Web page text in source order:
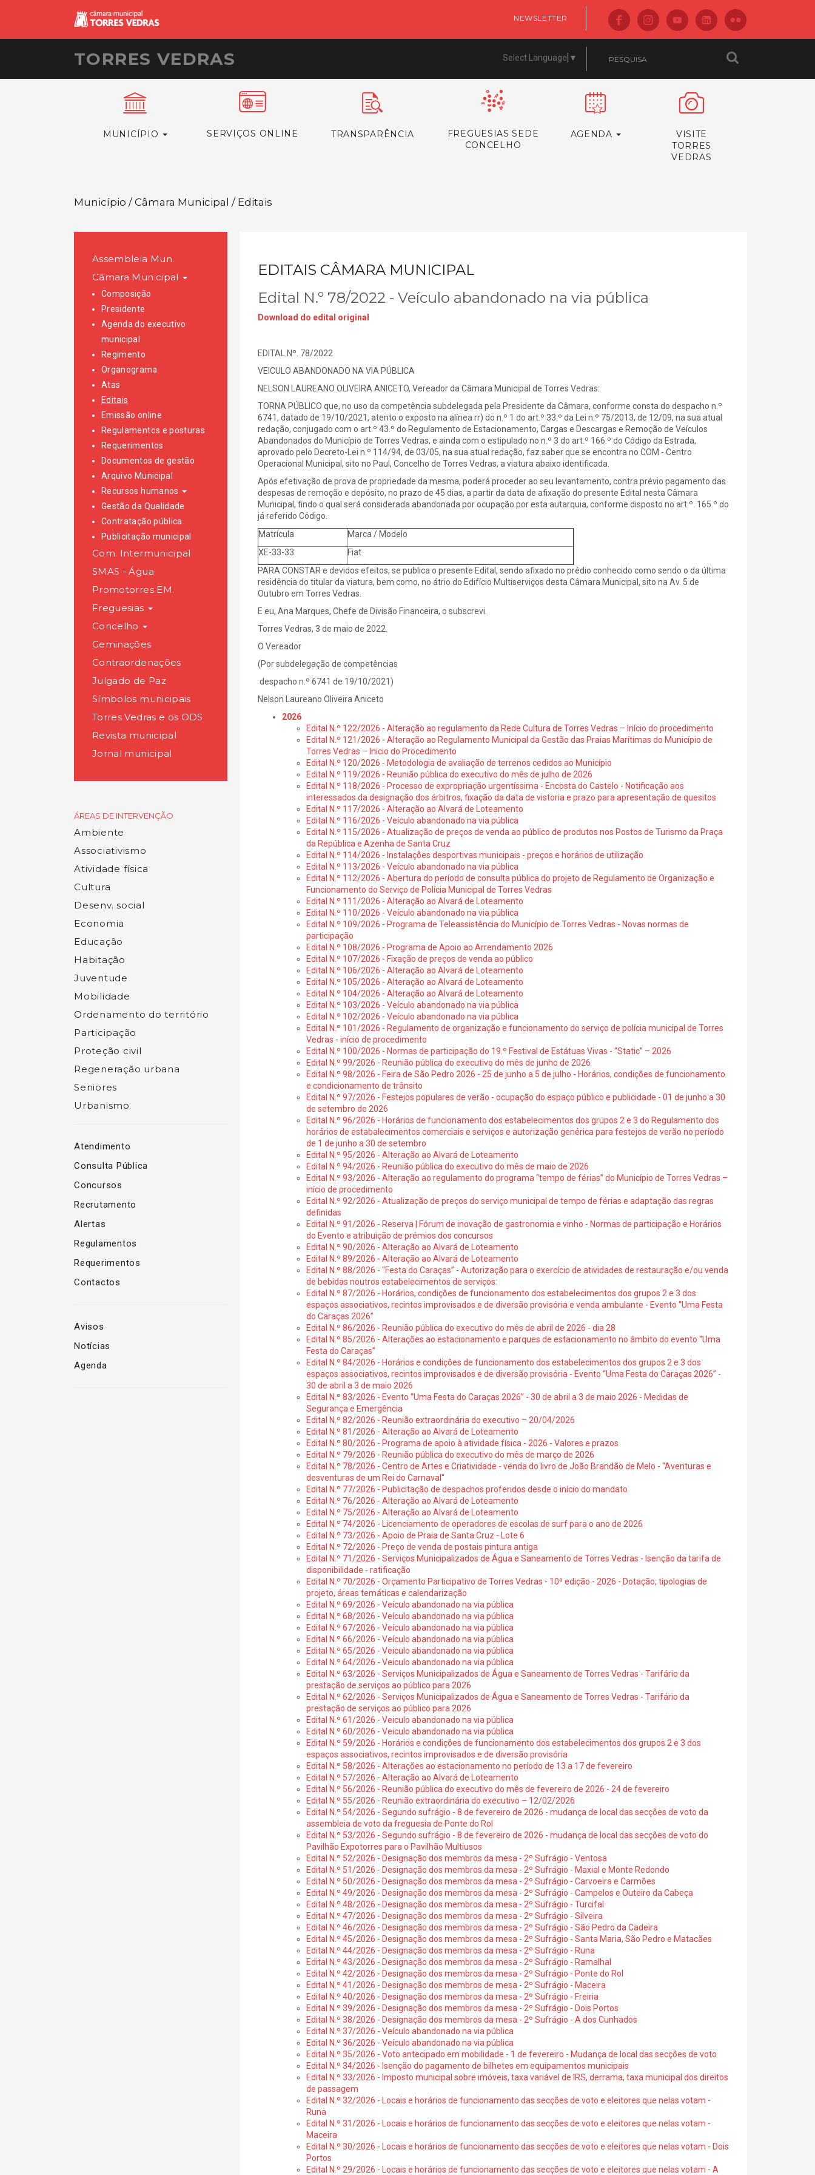
NEWSLETTER
TORRES VEDRAS Select Language ▼
MUNICÍPIO SERVIÇOS ONLINE TRANSPARÊNCIA
FREGUESIAS SEDE
CONCELHO
AGENDA
VISITE
TORRES
VEDRAS
Município / Câmara Municipal / Editais
Assembleia Mun.
Câmara Municipal
Composição
Presidente
Agenda do executivo
municipal
Regimento
Organograma
Atas
Editais
Emissão online
Regulamentos e posturas
Requerimentos
Documentos de gestão
Arquivo Municipal
Recursos humanos
Gestão da Qualidade
Contratação pública
Publicitação municipal
Com. Intermunicipal
SMAS - Água
Promotorres EM.
Freguesias
Concelho
Geminações
Contraordenações
Julgado de Paz
Símbolos municipais
Torres Vedras e os ODS
Revista municipal
Jornal municipal
ÁREAS DE INTERVENÇÃO
Ambiente
Associativismo
Atividade física
Cultura
Desenv. social
Economia
Educação
Habitação
Juventude
Mobilidade
Ordenamento do território
Participação
Proteção civil
Regeneração urbana
Seniores
Urbanismo
Atendimento
Consulta Pública
Concursos
Recrutamento
Alertas
Regulamentos
Requerimentos
Contactos
Avisos
Notícias
Agenda
EDITAIS CÂMARA MUNICIPAL
Edital N.º 78/2022 - Veículo abandonado na via pública
Download do edital original
EDITAL Nº. 78/2022
VEICULO ABANDONADO NA VIA PÚBLICA
NELSON LAUREANO OLIVEIRA ANICETO, Vereador da Câmara Municipal de Torres Vedras:
TORNA PÚBLICO que, no uso da competência subdelegada pela Presidente da Câmara, conforme consta do despacho n.º
6741, datado de 19/10/2021, atento o exposto na alínea rr) do n.º 1 do art.º 33.º da Lei n.º 75/2013, de 12/09, na sua atual
redação, conjugado com o art.º 43.º do Regulamento de Estacionamento, Cargas e Descargas e Remoção de Veículos
Abandonados do Município de Torres Vedras, e ainda com o estipulado no n.º 3 do art.º 166.º do Código da Estrada,
aprovado pelo Decreto-Lei n.º 114/94, de 03/05, na sua atual redação, faz saber que se encontra no COM - Centro
Operacional Municipal, sito no Paul, Concelho de Torres Vedras, a viatura abaixo identificada.
Após efetivação de prova de propriedade da mesma, poderá proceder ao seu levantamento, contra prévio pagamento das
despesas de remoção e depósito, no prazo de 45 dias, a partir da data de afixação do presente Edital nesta Câmara
Municipal, findo o qual será considerada abandonada por ocupação por esta autarquia, conforme disposto no art.º. 165.º do
já referido Código.
Matrícula
Marca / Modelo
XE-33-33
Fiat
PARA CONSTAR e devidos efeitos, se publica o presente Edital, sendo afixado no prédio conhecido como sendo o da última
residência do titular da viatura, bem como, no átrio do Edifício Multiserviços desta Câmara Municipal, sito na Av. 5 de
Outubro em Torres Vedras.
E eu, Ana Marques, Chefe de Divisão Financeira, o subscrevi.
Torres Vedras, 3 de maio de 2022.
O Vereador
(Por subdelegação de competências
despacho n.º 6741 de 19/10/2021)
Nelson Laureano Oliveira Aniceto
2026
Edital N.º 122/2026 - Alteração ao regulamento da Rede Cultura de Torres Vedras – Início do procedimento
Edital N.º 121/2026 - Alteração ao Regulamento Municipal da Gestão das Praias Marítimas do Município de
Torres Vedras – Inicio do Procedimento
Edital N.º 120/2026 - Metodologia de avaliação de terrenos cedidos ao Município
Edital N.º 119/2026 - Reunião pública do executivo do mês de julho de 2026
Edital N.º 118/2026 - Processo de expropriação urgentíssima - Encosta do Castelo - Notificação aos
interessados da designação dos árbitros, fixação da data de vistoria e prazo para apresentação de quesitos
Edital N.º 117/2026 - Alteração ao Alvará de Loteamento
Edital N.º 116/2026 - Veículo abandonado na via pública
Edital N.º 115/2026 - Atualização de preços de venda ao público de produtos nos Postos de Turismo da Praça
da República e Azenha de Santa Cruz
Edital N.º 114/2026 - Instalações desportivas municipais - preços e horários de utilização
Edital N.º 113/2026 - Veículo abandonado na via pública
Edital N.º 112/2026 - Abertura do período de consulta pública do projeto de Regulamento de Organização e
Funcionamento do Serviço de Polícia Municipal de Torres Vedras
Edital N.º 111/2026 - Alteração ao Alvará de Loteamento
Edital N.º 110/2026 - Veículo abandonado na via pública
Edital N.º 109/2026 - Programa de Teleassistência do Município de Torres Vedras - Novas normas de
participação
Edital N.º 108/2026 - Programa de Apoio ao Arrendamento 2026
Edital N.º 107/2026 - Fixação de preços de venda ao público
Edital N.º 106/2026 - Alteração ao Alvará de Loteamento
Edital N.º 105/2026 - Alteração ao Alvará de Loteamento
Edital N.º 104/2026 - Alteração ao Alvará de Loteamento
Edital N.º 103/2026 - Veículo abandonado na via pública
Edital N.º 102/2026 - Veículo abandonado na via pública
Edital N.º 101/2026 - Regulamento de organização e funcionamento do serviço de polícia municipal de Torres
Vedras - início de procedimento
Edital N.º 100/2026 - Normas de participação do 19.º Festival de Estátuas Vivas - “Static” – 2026
Edital N.º 99/2026 - Reunião pública do executivo do mês de junho de 2026
Edital N.º 98/2026 - Feira de São Pedro 2026 - 25 de junho a 5 de julho - Horários, condições de funcionamento
e condicionamento de trânsito
Edital N.º 97/2026 - Festejos populares de verão - ocupação do espaço público e publicidade - 01 de junho a 30
de setembro de 2026
Edital N.º 96/2026 - Horários de funcionamento dos estabelecimentos dos grupos 2 e 3 do Regulamento dos
horários de estabalecimentos comerciais e serviços e autorização genérica para festejos de verão no período
de 1 de junho a 30 de setembro
Edital N.º 95/2026 - Alteração ao Alvará de Loteamento
Edital N.º 94/2026 - Reunião pública do executivo do mês de maio de 2026
Edital N.º 93/2026 - Alteração ao regulamento do programa “tempo de férias” do Município de Torres Vedras –
início de procedimento
Edital N.º 92/2026 - Atualização de preços do serviço municipal de tempo de férias e adaptação das regras
definidas
Edital N.º 91/2026 - Reserva | Fórum de inovação de gastronomia e vinho - Normas de participação e Horários
do Evento e atribuição de prémios dos concursos
Edital N.º 90/2026 - Alteração ao Alvará de Loteamento
Edital N.º 89/2026 - Alteração ao Alvará de Loteamento
Edital N.º 88/2026 - “Festa do Caraças” - Autorização para o exercício de atividades de restauração e/ou venda
de bebidas noutros estabelecimentos de serviços:
Edital N.º 87/2026 - Horários, condições de funcionamento dos estabelecimentos dos grupos 2 e 3 dos
espaços associativos, recintos improvisados e de diversão provisória e venda ambulante - Evento “Uma Festa
do Caraças 2026”
Edital N.º 86/2026 - Reunião pública do executivo do mês de abril de 2026 - dia 28
Edital N.º 85/2026 - Alterações ao estacionamento e parques de estacionamento no âmbito do evento “Uma
Festa do Caraças”
Edital N.º 84/2026 - Horários e condições de funcionamento dos estabelecimentos dos grupos 2 e 3 dos
espaços associativos, recintos improvisados e de diversão provisória - Evento “Uma Festa do Caraças 2026” -
30 de abril a 3 de maio 2026
Edital N.º 83/2026 - Evento “Uma Festa do Caraças 2026” - 30 de abril a 3 de maio 2026 - Medidas de
Segurança e Emergência
Edital N.º 82/2026 - Reunião extraordinária do executivo – 20/04/2026
Edital N.º 81/2026 - Alteração ao Alvará de Loteamento
Edital N.º 80/2026 - Programa de apoio à atividade física - 2026 - Valores e prazos
Edital N.º 79/2026 - Reunião pública do executivo do mês de março de 2026
Edital N.º 78/2026 - Centro de Artes e Criatividade - venda do livro de João Brandão de Melo - "Aventuras e
desventuras de um Rei do Carnaval"
Edital N.º 77/2026 - Publicitação de despachos proferidos desde o início do mandato
Edital N.º 76/2026 - Alteração ao Alvará de Loteamento
Edital N.º 75/2026 - Alteração ao Alvará de Loteamento
Edital N.º 74/2026 - Licenciamento de operadores de escolas de surf para o ano de 2026
Edital N.º 73/2026 - Apoio de Praia de Santa Cruz - Lote 6
Edital N.º 72/2026 - Preço de venda de postais pintura antiga
Edital N.º 71/2026 - Serviços Municipalizados de Água e Saneamento de Torres Vedras - Isenção da tarifa de
disponibilidade - ratificação
Edital N.º 70/2026 - Orçamento Participativo de Torres Vedras - 10ª edição - 2026 - Dotação, tipologias de
projeto, áreas temáticas e calendarização
Edital N.º 69/2026 - Veículo abandonado na via pública
Edital N.º 68/2026 - Veículo abandonado na via pública
Edital N.º 67/2026 - Veículo abandonado na via pública
Edital N.º 66/2026 - Veículo abandonado na via pública
Edital N.º 65/2026 - Veiculo abandonado na via pública
Edital N.º 64/2026 - Veiculo abandonado na via pública
Edital N.º 63/2026 - Serviços Municipalizados de Água e Saneamento de Torres Vedras - Tarifário da
prestação de serviços ao público para 2026
Edital N.º 62/2026 - Serviços Municipalizados de Água e Saneamento de Torres Vedras - Tarifário da
prestação de serviços ao público para 2026
Edital N.º 61/2026 - Veiculo abandonado na via pública
Edital N.º 60/2026 - Veiculo abandonado na via pública
Edital N.º 59/2026 - Horários e condições de funcionamento dos estabelecimentos dos grupos 2 e 3 dos
espaços associativos, recintos improvisados e de diversão provisória
Edital N.º 58/2026 - Alterações ao estacionamento no período de 13 a 17 de fevereiro
Edital N.º 57/2026 - Alteração ao Alvará de Loteamento
Edital N.º 56/2026 - Reunião pública do executivo do mês de fevereiro de 2026 - 24 de fevereiro
Edital N.º 55/2026 - Reunião extraordinária do executivo – 12/02/2026
Edital N.º 54/2026 - Segundo sufrágio - 8 de fevereiro de 2026 - mudança de local das secções de voto da
assembleia de voto da freguesia de Ponte do Rol
Edital N.º 53/2026 - Segundo sufrágio - 8 de fevereiro de 2026 - mudança de local das secções de voto do
Pavilhão Expotorres para o Pavilhão Multiusos
Edital N.º 52/2026 - Designação dos membros da mesa - 2º Sufrágio - Ventosa
Edital N.º 51/2026 - Designação dos membros da mesa - 2º Sufrágio - Maxial e Monte Redondo
Edital N.º 50/2026 - Designação dos membros da mesa - 2º Sufrágio - Carvoeira e Carmões
Edital N.º 49/2026 - Designação dos membros da mesa - 2º Sufrágio - Campelos e Outeiro da Cabeça
Edital N.º 48/2026 - Designação dos membros da mesa - 2º Sufrágio - Turcifal
Edital N.º 47/2026 - Designação dos membros da mesa - 2º Sufrágio - Silveira
Edital N.º 46/2026 - Designação dos membros da mesa - 2º Sufrágio - São Pedro da Cadeira
Edital N.º 45/2026 - Designação dos membros da mesa - 2º Sufrágio - Santa Maria, São Pedro e Matacães
Edital N.º 44/2026 - Designação dos membros da mesa - 2º Sufrágio - Runa
Edital N.º 43/2026 - Designação dos membros da mesa - 2º Sufrágio - Ramalhal
Edital N.º 42/2026 - Designação dos membros da mesa - 2º Sufrágio - Ponte do Rol
Edital N.º 41/2026 - Designação dos membros de mesa - 2º Sufrágio - Maceira
Edital N.º 40/2026 - Designação dos membros da mesa - 2º Sufrágio - Freiria
Edital N.º 39/2026 - Designação dos membros da mesa - 2º Sufrágio - Dois Portos
Edital N.º 38/2026 - Designação dos membros da mesa - 2º Sufrágio - A dos Cunhados
Edital N.º 37/2026 - Veículo abandonado na via pública
Edital N.º 36/2026 - Veículo abandonado na via pública
Edital N.º 35/2026 - Voto antecipado em mobilidade - 1 de fevereiro - Mudança de local das secções de voto
Edital N.º 34/2026 - Isenção do pagamento de bilhetes em equipamentos municipais
Edital N.º 33/2026 - Imposto municipal sobre imóveis, taxa variável de IRS, derrama, taxa municipal dos direitos
de passagem
Edital N.º 32/2026 - Locais e horários de funcionamento das secções de voto e eleitores que nelas votam -
Runa
Edital N.º 31/2026 - Locais e horários de funcionamento das secções de voto e eleitores que nelas votam -
Maceira
Edital N.º 30/2026 - Locais e horários de funcionamento das secções de voto e eleitores que nelas votam - Dois
Portos
Edital N.º 29/2026 - Locais e horários de funcionamento das secções de voto e eleitores que nelas votam - A